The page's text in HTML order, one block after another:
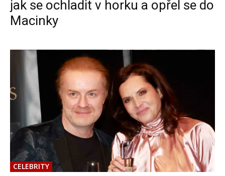
jak se ochladit v horku a opřel se do
Macinky
CELEBRITY